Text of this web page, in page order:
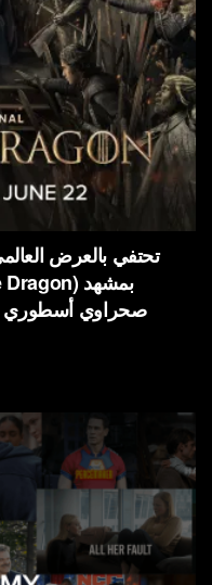
صحراوي أسطوري